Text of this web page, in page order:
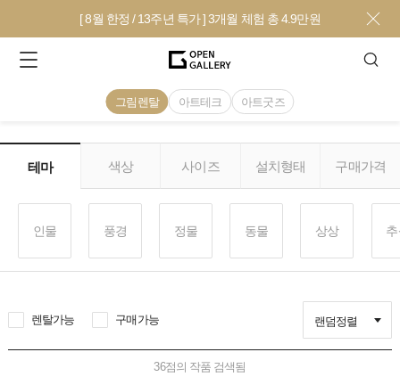
[ 8월 한정 / 13주년 특가 ] 3개월 체험 총 4.9만원
그림렌탈 아트테크 아트굿즈
테마 색상 사이즈 설치형태 구매가격
인물 풍경 정물 동물 상상
렌탈가능 구매가능 랜덤정렬
36점의 작품 검색됨